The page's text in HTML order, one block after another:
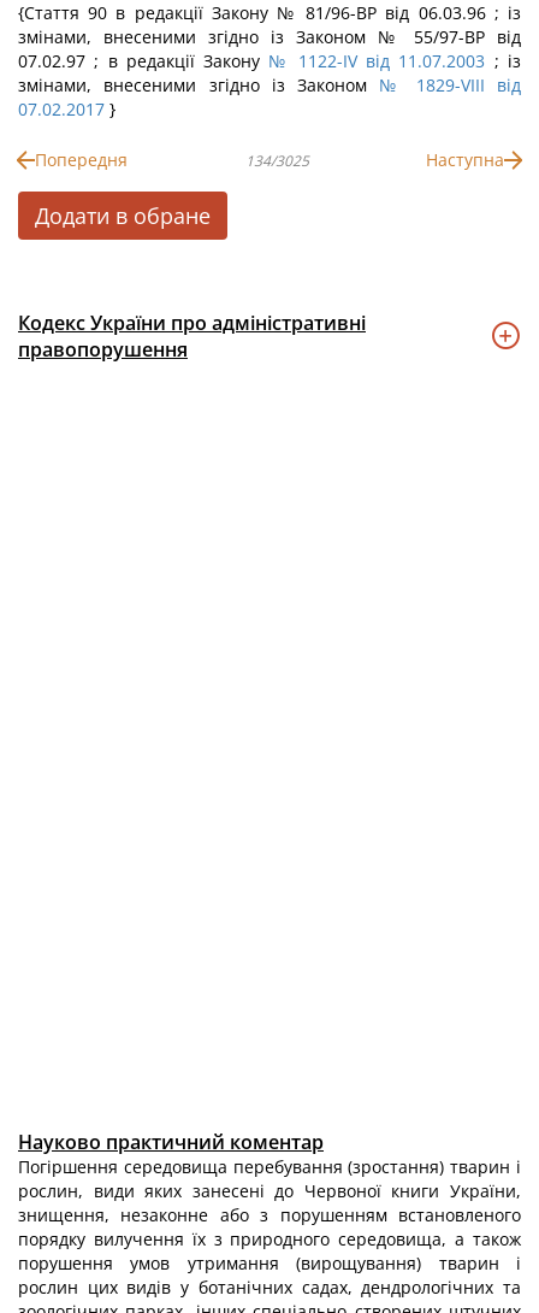
{Стаття 90 в редакції Закону № 81/96-ВР від 06.03.96 ; із
змінами, внесеними згідно із Законом № 55/97-ВР від
07.02.97 ; в редакції Закону № 1122-IV від 11.07.2003 ; із
змінами, внесеними згідно із Законом № 1829-VIII від
07.02.2017 }
Попередня 134/3025 Наступна
Додати в обране
Кодекс України про адміністративні
правопорушення
Науково практичний коментар
Погіршення середовища перебування (зростання) тварин і
рослин, види яких занесені до Червоної книги України,
знищення, незаконне або з порушенням встановленого
порядку вилучення їх з природного середовища, а також
порушення умов утримання (вирощування) тварин і
рослин цих видів у ботанічних садах, дендрологічних та